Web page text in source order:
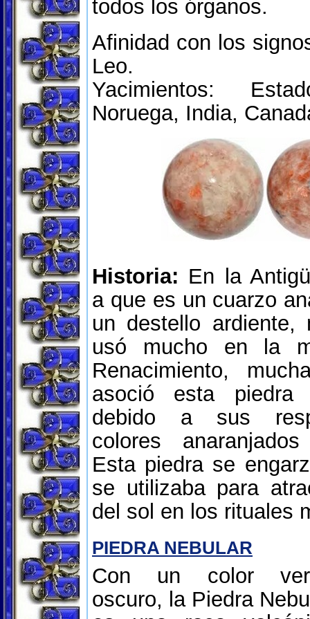
todos los órganos.
Afinidad con los
Leo.
Yacimientos:
Noruega, India,
Historia: En la
a que es un cuarzo
un destello ardiente,
usó mucho en la
Renacimiento,
asoció esta
debido a sus
colores
Esta piedra se
se utilizaba para
del sol en los rituales
PIEDRA NEBULAR
Con un color
oscuro, la Piedra